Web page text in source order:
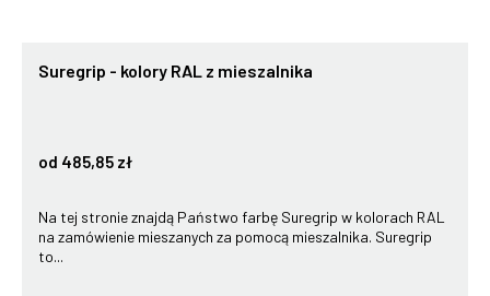
Suregrip - kolory RAL z mieszalnika
od 485,85 zł
Na tej stronie znajdą Państwo farbę Suregrip w kolorach RAL
na zamówienie mieszanych za pomocą mieszalnika. Suregrip
to...